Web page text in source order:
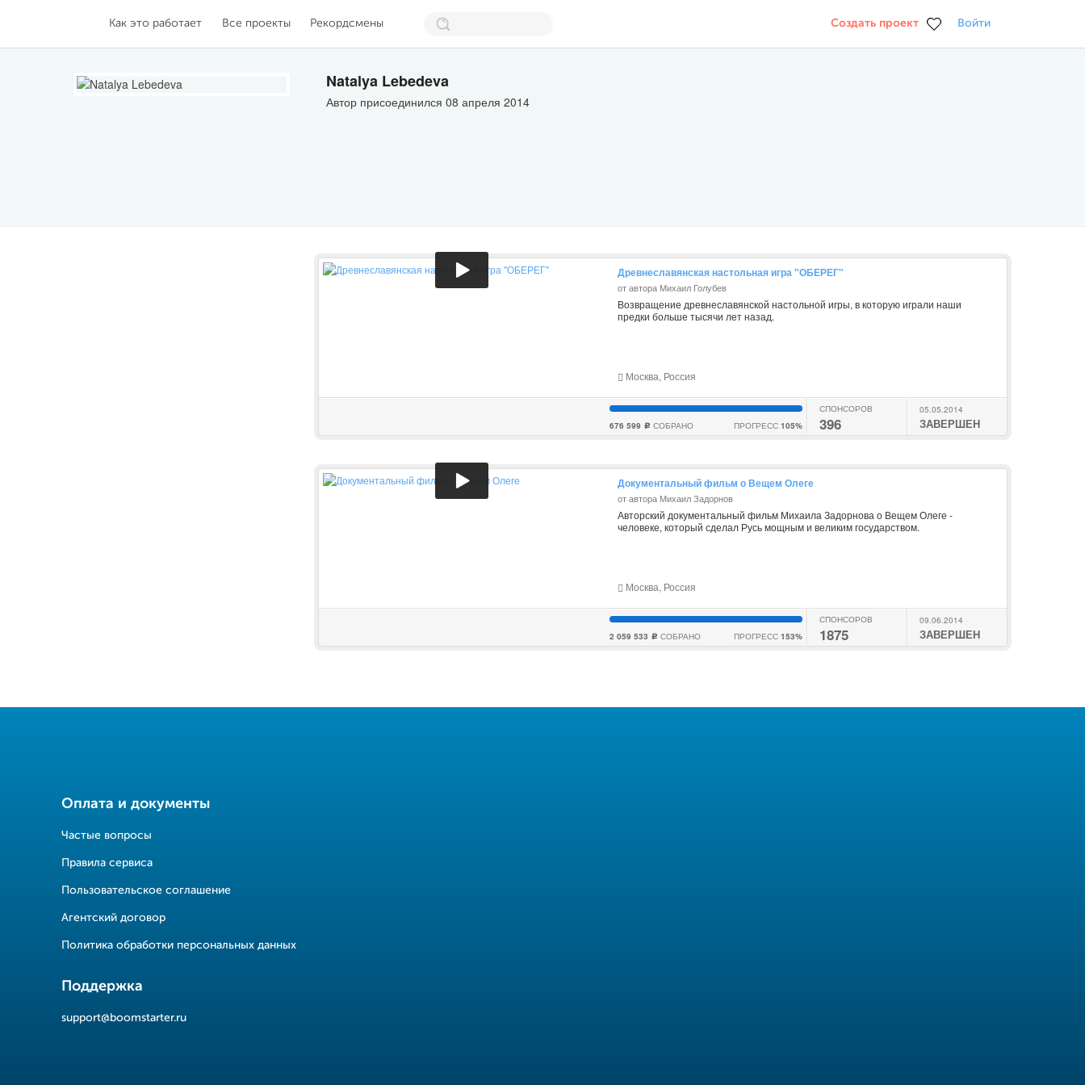
Как это работает Все проекты Рекордсмены Создать проект Войти
Natalya Lebedeva
Автор присоединился 08 апреля 2014
Древнеславянская настольная игра "ОБЕРЕГ"
от автора Михаил Голубев
Возвращение древнеславянской настольной игры, в которую играли наши
предки больше тысячи лет назад.
Москва, Россия
676 599 c СОБРАНО ПРОГРЕСС 105%
СПОНСОРОВ
396
05.05.2014
ЗАВЕРШЕН
Документальный фильм о Вещем Олеге
от автора Михаил Задорнов
Авторский документальный фильм Михаила Задорнова о Вещем Олеге -
человеке, который сделал Русь мощным и великим государством.
Москва, Россия
2 059 533 c СОБРАНО ПРОГРЕСС 153%
СПОНСОРОВ
1875
09.06.2014
ЗАВЕРШЕН
Оплата и документы
Частые вопросы
Правила сервиса
Пользовательское соглашение
Агентский договор
Политика обработки персональных данных
Поддержка
support@boomstarter.ru